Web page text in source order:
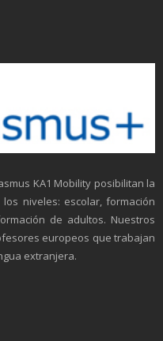
KA1 Mobility posibilitan la
niveles: escolar, formación
de adultos. Nuestros
europeos que trabajan
extranjera.